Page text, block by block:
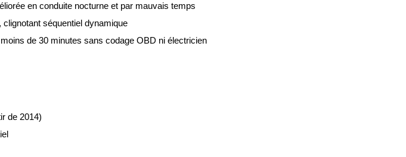
en conduite nocturne et par mauvais temps
séquentiel dynamique
de 30 minutes sans codage OBD ni électricien
de 2014)